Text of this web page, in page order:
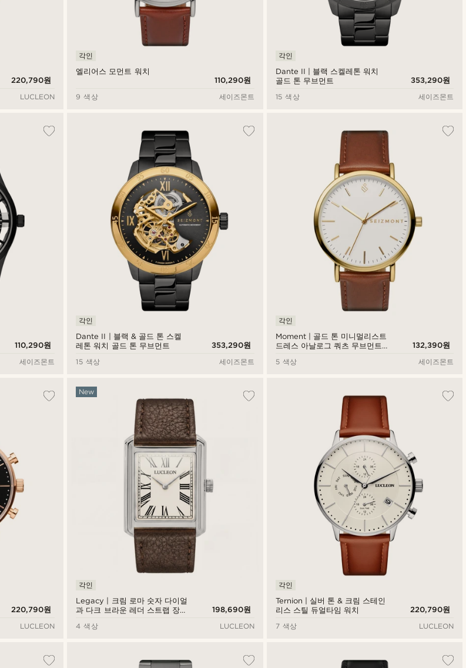
220,790원
LUCLEON
엘리어스 모먼트 워치
각인
110,290원
9 색상
세이즈몬트
Dante II | 블랙 스켈레톤 워치
골드 톤 무브먼트
각인
353,290원
15 색상
세이즈몬트
110,290원
세이즈몬트
Dante II | 블랙 & 골드 톤 스켈
레톤 워치 골드 톤 무브먼트
각인
353,290원
15 색상
세이즈몬트
Moment | 골드 톤 미니멀리스트
드레스 아날로그 쿼츠 무브먼트
더 스트랩)
각인
132,390원
5 색상
세이즈몬트
220,790원
LUCLEON
Legacy | 크림 로마 숫자 다이얼
과 다크 브라운 레더 스트랩 장식
New
각인
198,690원
4 색상
LUCLEON
Ternion | 실버 톤 & 크림 스테인
리스 스틸 듀얼타임 워치
각인
220,790원
7 색상
LUCLEON